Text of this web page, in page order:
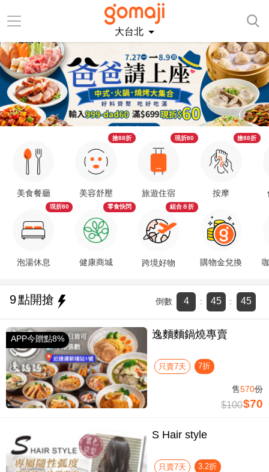
大台北
美食餐廳
泡湯休息
現折80
美容舒壓
搶88折
健康商城
零食快閃
旅遊住宿
現折80
跨境好物
組合８折
按摩
搶88折
購物金兌換
9點開搶 倒數 4 : 45 : 44
APP今贈點8% 逸麵麵鍋燒專賣
只賣7天 7折
售570份
$100$70
S Hair style
只賣7天 3.2折